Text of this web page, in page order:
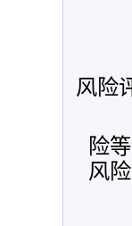
风险
险
风